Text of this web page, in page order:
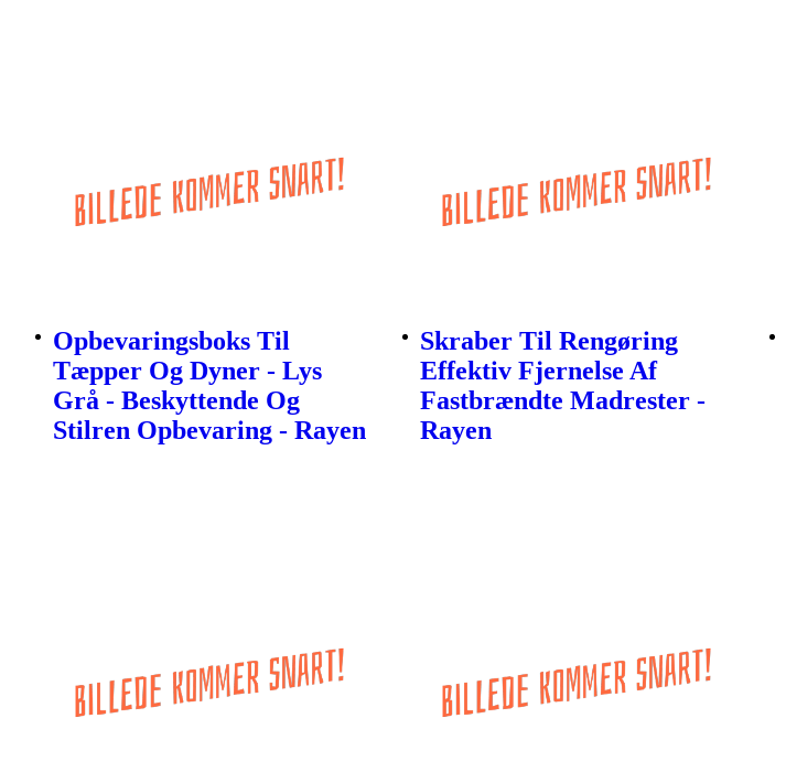
Opbevaringsboks Til
Tæpper Og Dyner - Lys
Grå - Beskyttende Og
Stilren Opbevaring - Rayen
Skraber Til Rengøring
Effektiv Fjernelse Af
Fastbrændte Madrester -
Rayen